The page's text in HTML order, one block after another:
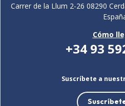
Carrer de la Llum 2-26 08290
Cómo
+34 93
Suscríbete a